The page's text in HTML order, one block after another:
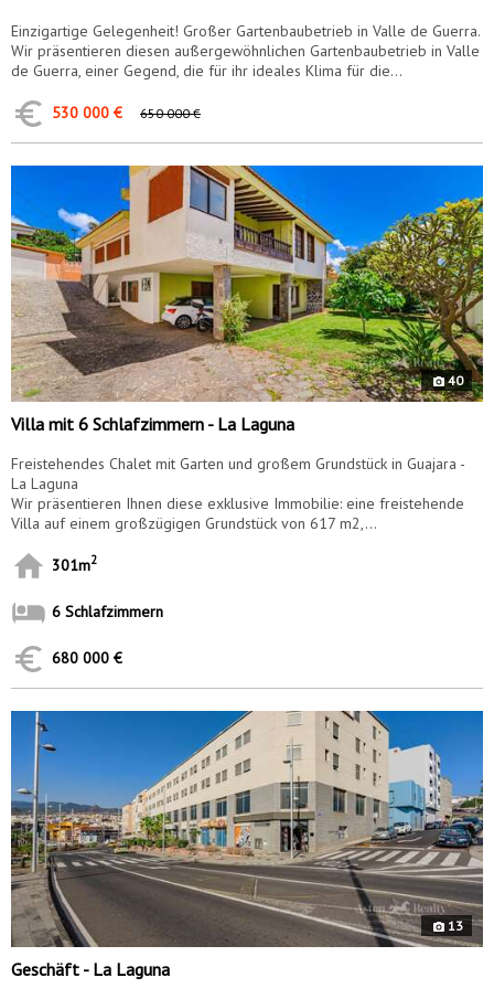
Einzigartige Gelegenheit! Großer Gartenbaubetrieb in Valle de Guerra.
Wir präsentieren diesen außergewöhnlichen Gartenbaubetrieb in Valle
de Guerra, einer Gegend, die für ihr ideales Klima für die...
530 000 € 650 000 €
40
Villa mit 6 Schlafzimmern - La Laguna
Freistehendes Chalet mit Garten und großem Grundstück in Guajara -
La Laguna
Wir präsentieren Ihnen diese exklusive Immobilie: eine freistehende
Villa auf einem großzügigen Grundstück von 617 m2,...
301m2
6 Schlafzimmern
680 000 €
13
Geschäft - La Laguna